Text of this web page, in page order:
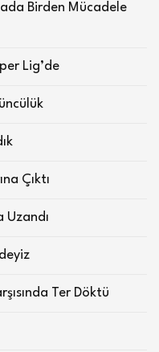
Birden Mücadele
Lig’de
Çıktı
Uzandı
Ter Döktü